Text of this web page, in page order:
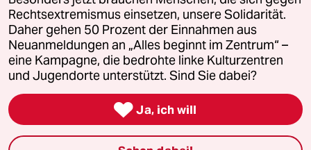
Feedback Redaktionsstatut Kommune-Richtlinien
Leitlinie Informant Datenschutz Impressum AGB
Seitenwende Einwilligungen widerrufen (Ads)
Rechtsextremismus einsetzen, unsere Solidarität.
Daher gehen 50 Prozent der Einnahmen aus
Neuanmeldungen an „Alles beginnt im Zentrum“ –
eine Kampagne, die bedrohte linke Kulturzentren
und Jugendorte unterstützt. Sind Sie dabei?
 Ja, ich will